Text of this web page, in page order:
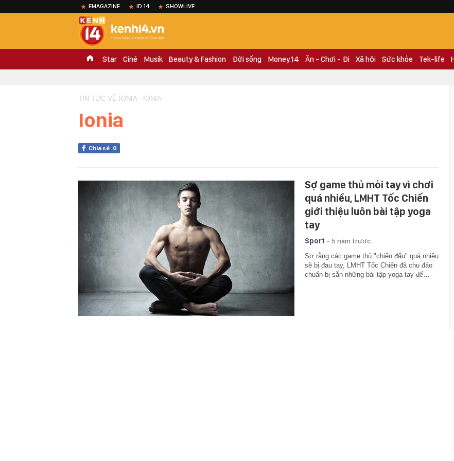
EMAGAZINE ID.14 SHOWLIVE
Star Ciné Musik Beauty & Fashion Đời sống Money.14 Ăn - Chơi - Đi Xã hội Sức khỏe Tek-life
TIN TỨC VỀ IONIA - IONIA
Ionia
Chia sẻ 0
Sợ game thủ mỏi tay vì chơi
quá nhiều, LMHT Tốc Chiến
giới thiệu luôn bài tập yoga
tay
Sport - 5 năm trước
Sợ rằng các game thủ "chiến đấu" quá nhiều
sẽ bị đau tay, LMHT Tốc Chiến đã chu đáo
chuẩn bị sẵn những bài tập yoga tay để…